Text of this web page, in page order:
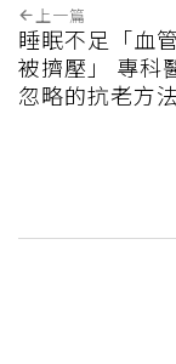
上一篇
睡眠不足「血
被擠壓」 專科
忽略的抗老方法